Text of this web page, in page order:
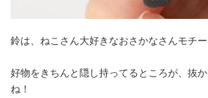
鈴は、ねこさん大好きなおさかなさんモチー
好物をきちんと隠し持ってるところが、抜
ね！